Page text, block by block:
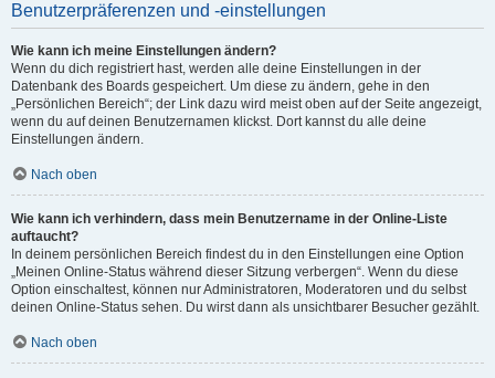
Benutzerpräferenzen und -einstellungen
Wie kann ich meine Einstellungen ändern?
Wenn du dich registriert hast, werden alle deine Einstellungen in der
Datenbank des Boards gespeichert. Um diese zu ändern, gehe in den
„Persönlichen Bereich“; der Link dazu wird meist oben auf der Seite angezeigt,
wenn du auf deinen Benutzernamen klickst. Dort kannst du alle deine
Einstellungen ändern.
Nach oben
Wie kann ich verhindern, dass mein Benutzername in der Online-Liste
auftaucht?
In deinem persönlichen Bereich findest du in den Einstellungen eine Option
„Meinen Online-Status während dieser Sitzung verbergen“. Wenn du diese
Option einschaltest, können nur Administratoren, Moderatoren und du selbst
deinen Online-Status sehen. Du wirst dann als unsichtbarer Besucher gezählt.
Nach oben